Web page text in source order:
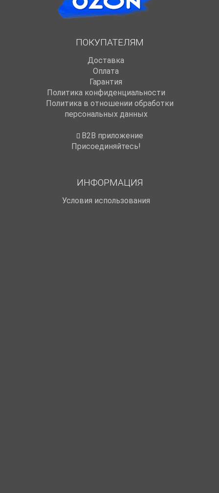
ПОКУПАТЕЛЯМ
Доставка
Оплата
Гарантия
Политика конфиденциальности
Политика в отношении обработки
персональных данных
B2B приложение
Присоединяйтесь!
ИНФОРМАЦИЯ
Условия использования